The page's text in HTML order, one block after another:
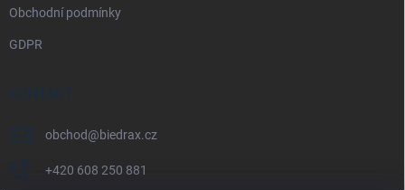
Obchodní podmínky
GDPR
KONTAKT
obchod@biedrax.cz
+420 608 250 881